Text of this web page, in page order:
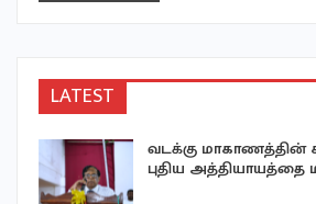
LATEST
வடக்கு மாகாணத்தின்
புதிய